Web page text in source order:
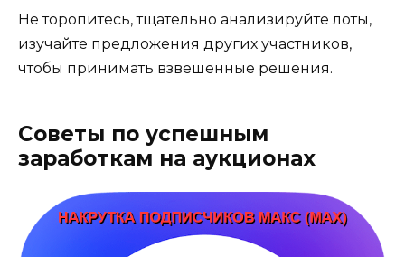
Не торопитесь, тщательно анализируйте лоты,
изучайте предложения других участников,
чтобы принимать взвешенные решения.
Советы по успешным
заработкам на аукционах